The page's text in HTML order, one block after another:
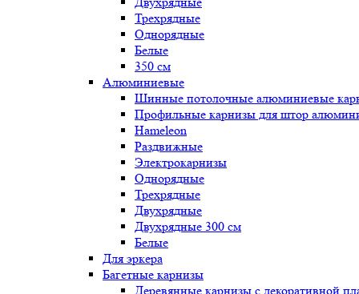
Трехрядные
Однорядные
Белые
350 см
Алюминиевые
Шинные потолочные алюминиевые
Профильные карнизы для штор
Hameleon
Раздвижные
Электрокарнизы
Однорядные
Трехрядные
Двухрядные
Двухрядные 300 см
Белые
Для эркера
Багетные карнизы
Деревянные карнизы с декоративной